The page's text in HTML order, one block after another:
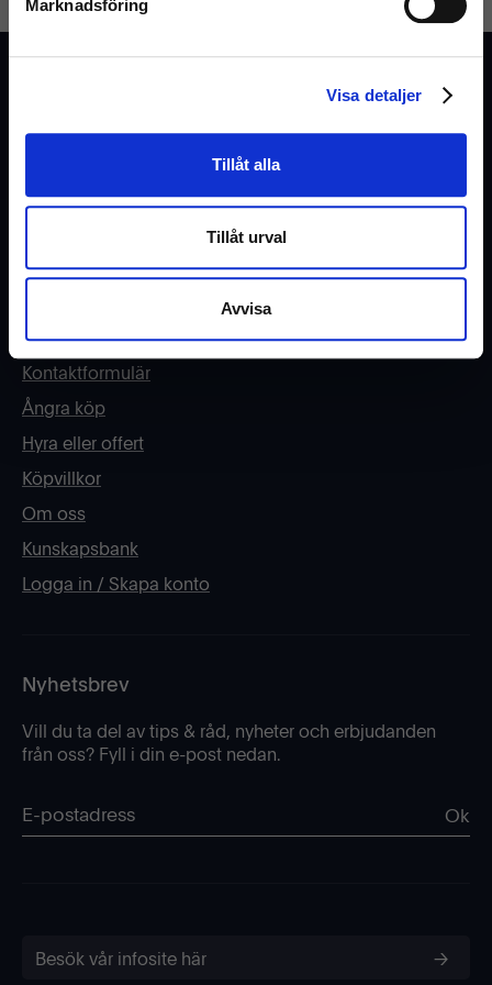
Marknadsföring
Visa detaljer
Tillåt alla
Tillåt urval
Avvisa
Cookies och Integritetspolicy
Kontaktformulär
Ångra köp
Hyra eller offert
Köpvillkor
Om oss
Kunskapsbank
Logga in / Skapa konto
Nyhetsbrev
Vill du ta del av tips & råd, nyheter och erbjudanden
från oss? Fyll i din e-post nedan.
Ok
Besök vår infosite här